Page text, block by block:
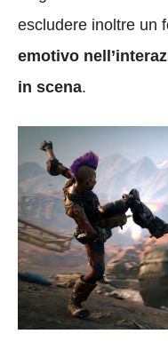
escludere inoltre un
emotivo
in scena.